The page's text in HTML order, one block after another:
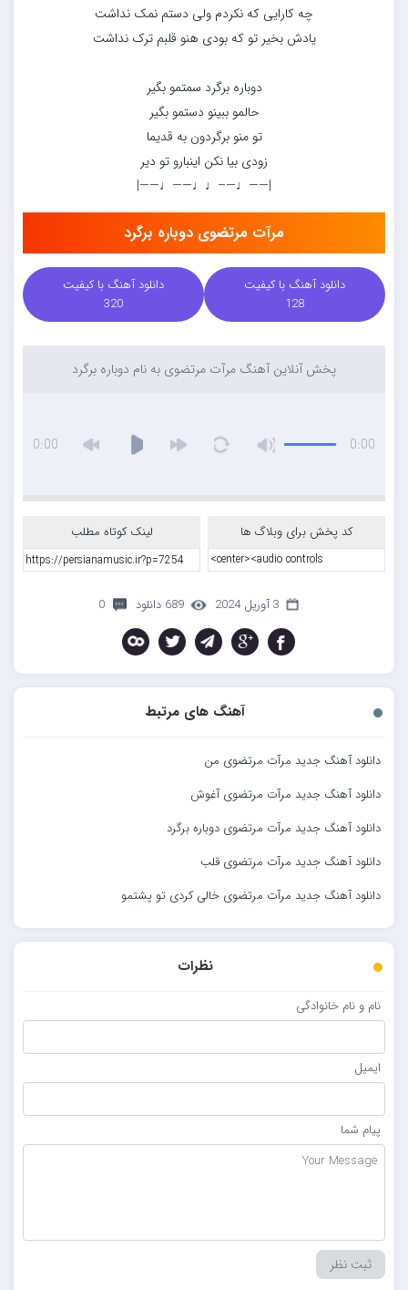
چه کارایی که نکردم ولی دستم نمک نداشت
یادش بخیر تو که بودی هنو قلبم ترک نداشت
دوباره برگرد سمتمو بگیر
حالمو ببینو دستمو بگیر
تو منو برگردون به قدیما
زودی بیا نکن اینبارو تو دیر
|——♩—–♩♩——♩——|
مرآت مرتضوی دوباره برگرد
دانلود آهنگ با کیفیت
128
دانلود آهنگ با کیفیت
320
پخش آنلاین آهنگ مرآت مرتضوی به نام دوباره برگرد
0:00
0:00
کد پخش برای وبلاگ ها لینک کوتاه مطلب
3 آوریل 2024 689 دانلود 0
آهنگ های مرتبط
دانلود آهنگ جدید مرآت مرتضوی من
دانلود آهنگ جدید مرآت مرتضوی آغوش
دانلود آهنگ جدید مرآت مرتضوی دوباره برگرد
دانلود آهنگ جدید مرآت مرتضوی قلب
دانلود آهنگ جدید مرآت مرتضوی خالی کردی تو پشتمو
نظرات
نام و نام خانوادگی
ایمیل
پیام شما